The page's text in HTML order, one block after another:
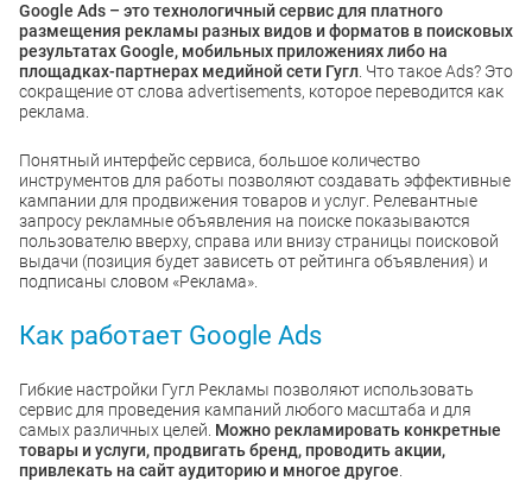
Google Ads – это технологичный сервис для платного
размещения рекламы разных видов и форматов в поисковых
результатах Google, мобильных приложениях либо на
площадках-партнерах медийной сети Гугл . Что такое Ads? Это
сокращение от слова advertisements, которое переводится как
реклама.
Понятный интерфейс сервиса, большое количество
инструментов для работы позволяют создавать эффективные
кампании для продвижения товаров и услуг. Релевантные
запросу рекламные объявления на поиске показываются
пользователю вверху, справа или внизу страницы поисковой
выдачи (позиция будет зависеть от рейтинга объявления) и
подписаны словом «Реклама».
Как работает Google Ads
Гибкие настройки Гугл Рекламы позволяют использовать
сервис для проведения кампаний любого масштаба и для
самых различных целей. Можно рекламировать конкретные
товары и услуги, продвигать бренд, проводить акции,
привлекать на сайт аудиторию и многое другое